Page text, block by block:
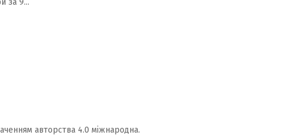
за 9...
авторства 4.0 міжнародна.